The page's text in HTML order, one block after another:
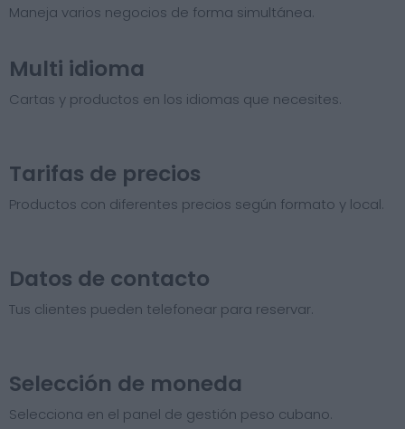
Maneja varios negocios de forma simultánea.
Multi idioma
Cartas y productos en los idiomas que necesites.
Tarifas de precios​
Productos con diferentes precios según formato y local.
Datos de contacto
Tus clientes pueden telefonear para reservar.
Selección de moneda
Selecciona en el panel de gestión peso cubano.